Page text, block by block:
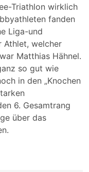
Triathlon wirklich
fanden
Liga-und
Athlet, welcher
Matthias Hähnel.
so gut wie
in den „Knochen
6. Gesamtrang
über das